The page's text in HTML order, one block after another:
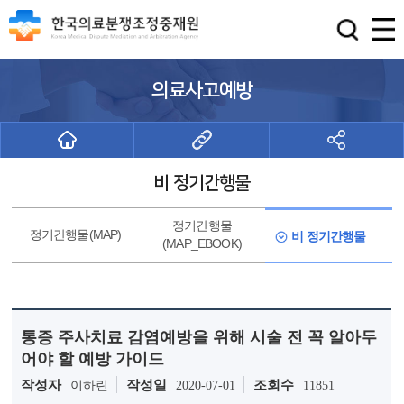
의료사고예방
비 정기간행물
정기간행물(MAP)
정기간행물
(MAP_EBOOK)
비 정기간행물
통증 주사치료 감염예방을 위해 시술 전 꼭 알아두
어야 할 예방 가이드
작성자 이하린 작성일 2020-07-01 조회수 11851